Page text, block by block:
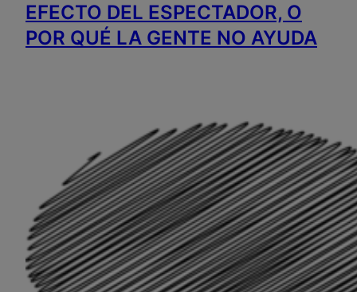
EFECTO DEL ESPECTADOR, O
POR QUÉ LA GENTE NO AYUDA